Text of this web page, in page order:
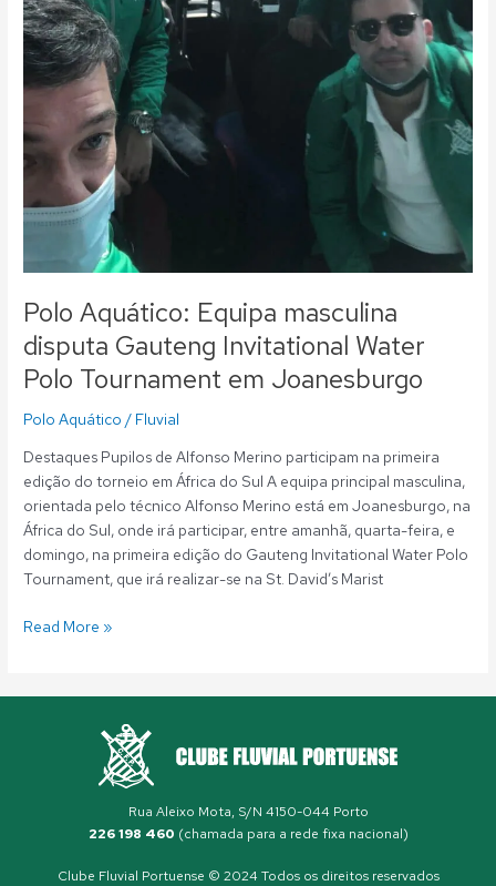
Polo Aquático: Equipa masculina
disputa Gauteng Invitational Water
Polo Tournament em Joanesburgo
Polo Aquático / Fluvial
Destaques Pupilos de Alfonso Merino participam na primeira
edição do torneio em África do Sul A equipa principal masculina,
orientada pelo técnico Alfonso Merino está em Joanesburgo, na
África do Sul, onde irá participar, entre amanhã, quarta-feira, e
domingo, na primeira edição do Gauteng Invitational Water Polo
Tournament, que irá realizar-se na St. David’s Marist
Read More »
Rua Aleixo Mota, S/N 4150-044 Porto
226 198 460 (chamada para a rede fixa nacional)
Clube Fluvial Portuense © 2024 Todos os direitos reservados